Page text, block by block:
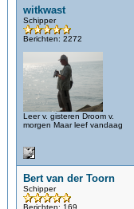
witkwast
Schipper
Berichten: 2272
Leer v. gisteren Droom v.
morgen Maar leef vandaag
Bert van der Toorn
Schipper
Berichten: 169